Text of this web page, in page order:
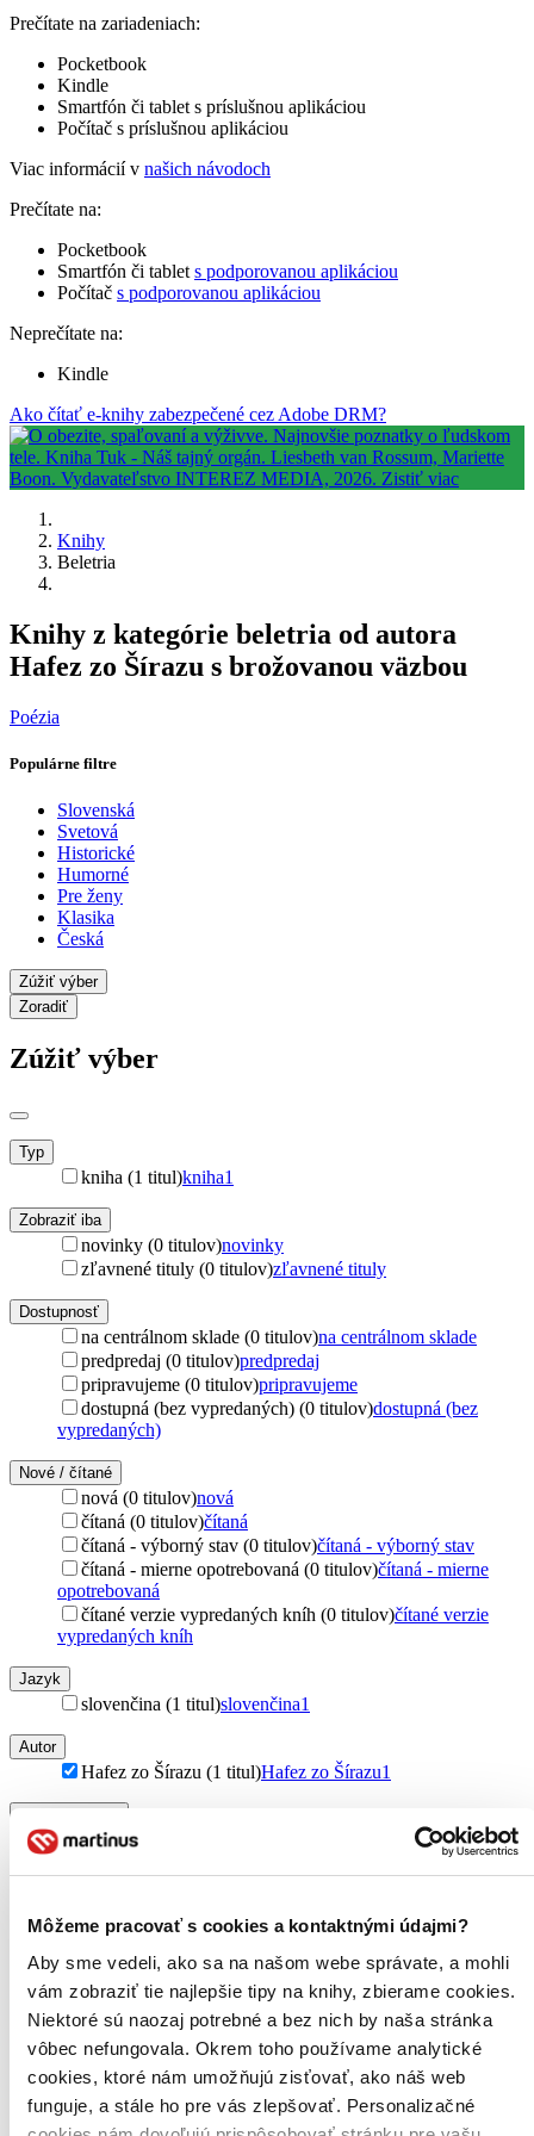
Môžeme pracovať s cookies a kontaktnými údajmi?
Aby sme vedeli, ako sa na našom webe správate, a mohli
vám zobraziť tie najlepšie tipy na knihy, zbierame cookies.
Niektoré sú naozaj potrebné a bez nich by naša stránka
vôbec nefungovala. Okrem toho používame analytické
cookies, ktoré nám umožňujú zisťovať, ako náš web
funguje, a stále ho pre vás zlepšovať. Personalizačné
Prečítate na zariadeniach:
Pocketbook
Kindle
Smartfón či tablet s príslušnou aplikáciou
Počítač s príslušnou aplikáciou
Viac informácií v našich návodoch
Prečítate na:
Pocketbook
Smartfón či tablet s podporovanou aplikáciou
Počítač s podporovanou aplikáciou
Neprečítate na:
Kindle
Ako čítať e-knihy zabezpečené cez Adobe DRM?
Knihy
Beletria
Knihy z kategórie beletria od autora
Hafez zo Šírazu s brožovanou väzbou
Poézia
Populárne filtre
Slovenská
Svetová
Historické
Humorné
Pre ženy
Klasika
Česká
Zúžiť výber
Zoradiť
Zúžiť výber
Typ
kniha (1 titul)kniha1
Zobraziť iba
novinky (0 titulov)novinky
zľavnené tituly (0 titulov)zľavnené tituly
Dostupnosť
na centrálnom sklade (0 titulov)na centrálnom sklade
predpredaj (0 titulov)predpredaj
pripravujeme (0 titulov)pripravujeme
dostupná (bez vypredaných) (0 titulov)dostupná (bez
vypredaných)
Nové / čítané
nová (0 titulov)nová
čítaná (0 titulov)čítaná
čítaná - výborný stav (0 titulov)čítaná - výborný stav
čítaná - mierne opotrebovaná (0 titulov)čítaná - mierne
opotrebovaná
čítané verzie vypredaných kníh (0 titulov)čítané verzie
vypredaných kníh
Jazyk
slovenčina (1 titul)slovenčina1
Autor
Hafez zo Šírazu (1 titul)Hafez zo Šírazu1
Mayor, s.r.o. (1 titul)
Zoradiť
Bestsellery